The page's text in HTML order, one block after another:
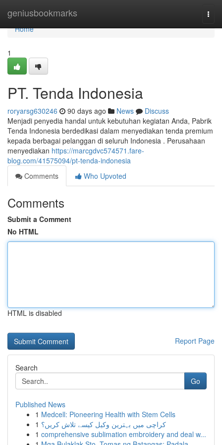
geniusbookmarks
Home
Home
1
PT. Tenda Indonesia
roryarsg630246 90 days ago News
Discuss
Menjadi penyedia handal untuk kebutuhan kegiatan Anda, Pabrik
Tenda Indonesia berdedikasi dalam menyediakan tenda premium
kepada berbagai pelanggan di seluruh Indonesia . Perusahaan
menyediakan https://marcgdvc574571.fare-
blog.com/41575094/pt-tenda-indonesia
Comments
Who Upvoted
Comments
Submit a Comment
No HTML
HTML is disabled
Report Page
Search
Go
Published News
1 Medcell: Pioneering Health with Stem Cells
1 کراچی میں بہترین وکیل کیسے تلاش کریں؟
1 comprehensive sublimation embroidery and deal w...